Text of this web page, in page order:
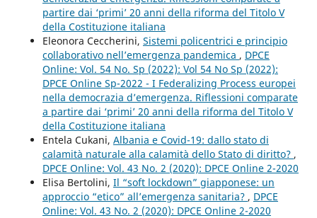
partire dai ‘primi’ 20 anni della riforma del Titolo V
della Costituzione italiana
Eleonora Ceccherini, Sistemi policentrici e principio
collaborativo nell’emergenza pandemica , DPCE
Online: Vol. 54 No. Sp (2022): Vol 54 No Sp (2022):
DPCE Online Sp-2022 - I Federalizing Process europei
nella democrazia d’emergenza. Riflessioni comparate
a partire dai ‘primi’ 20 anni della riforma del Titolo V
della Costituzione italiana
Entela Cukani, Albania e Covid-19: dallo stato di
calamità naturale alla calamità dello Stato di diritto? ,
DPCE Online: Vol. 43 No. 2 (2020): DPCE Online 2-2020
Elisa Bertolini, Il “soft lockdown” giapponese: un
approccio “etico” all’emergenza sanitaria? , DPCE
Online: Vol. 43 No. 2 (2020): DPCE Online 2-2020